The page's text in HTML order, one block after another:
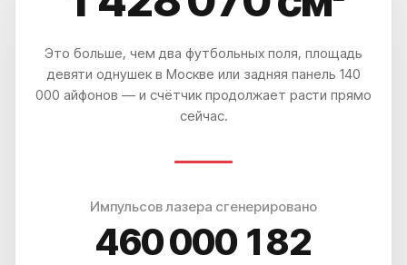
Это больше, чем два футбольных поля, площадь
девяти однушек в Москве или задняя панель 140
000 айфонов — и счётчик продолжает расти прямо
сейчас.
Импульсов лазера сгенерировано
460 000 188